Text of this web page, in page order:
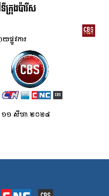
ក្រុងប៉ារីស